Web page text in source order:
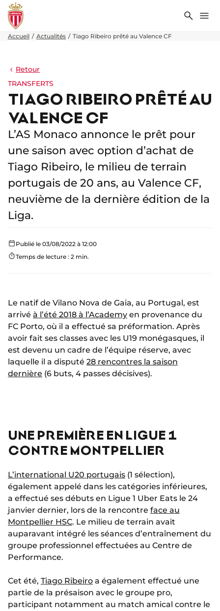
Accueil Actualités Tiago Ribeiro prêté au Valence CF
Retour
TRANSFERTS
TIAGO RIBEIRO PRÊTÉ AU
VALENCE CF
L’AS Monaco annonce le prêt pour
une saison avec option d’achat de
Tiago Ribeiro, le milieu de terrain
portugais de 20 ans, au Valence CF,
neuvième de la dernière édition de la
Liga.
Publié le 03/08/2022 à 12:00
Temps de lecture : 2 min.
Le natif de Vilano Nova de Gaia, au Portugal, est
arrivé à l’été 2018 à l’Academy en provenance du
FC Porto, où il a effectué sa préformation. Après
avoir fait ses classes avec les U19 monégasques, il
est devenu un cadre de l’équipe réserve, avec
laquelle il a disputé 28 rencontres la saison
dernière (6 buts, 4 passes décisives).
UNE PREMIÈRE EN LIGUE 1
CONTRE MONTPELLIER
L’international U20 portugais (1 sélection),
également appelé dans les catégories inférieures,
a effectué ses débuts en Ligue 1 Uber Eats le 24
janvier dernier, lors de la rencontre face au
Montpellier HSC. Le milieu de terrain avait
auparavant intégré les séances d’entraînement du
groupe professionnel effectuées au Centre de
Performance.
Cet été, Tiago Ribeiro a également effectué une
partie de la présaison avec le groupe pro,
participant notamment au match amical contre le